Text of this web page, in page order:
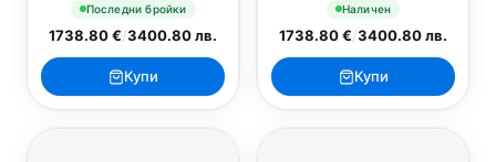
Последни бройки
1738.80 €/3400.80 лв.
Купи
Наличен
1738.80 €/3400.80 лв.
Купи